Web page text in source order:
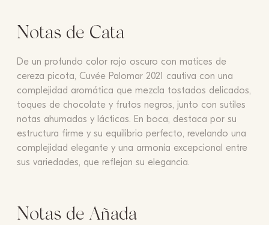
Notas de Cata
De un profundo color rojo oscuro con matices de
cereza picota, Cuvée Palomar 2021 cautiva con una
complejidad aromática que mezcla tostados delicados,
toques de chocolate y frutos negros, junto con sutiles
notas ahumadas y lácticas. En boca, destaca por su
estructura firme y su equilibrio perfecto, revelando una
complejidad elegante y una armonía excepcional entre
sus variedades, que reflejan su elegancia.
Notas de Añada